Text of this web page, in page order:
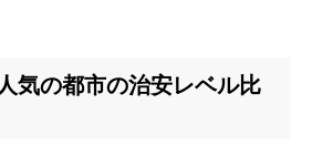
気の都市の治安レベル比